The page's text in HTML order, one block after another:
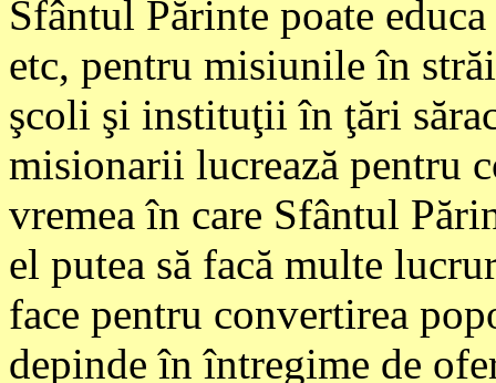
Sfântul Părinte poate
etc, pentru misiunile în
şcoli şi instituţii în ţări
misionarii lucrează pentru
vremea în care Sfântul
el putea să facă multe
face pentru convertirea
depinde în întregime de